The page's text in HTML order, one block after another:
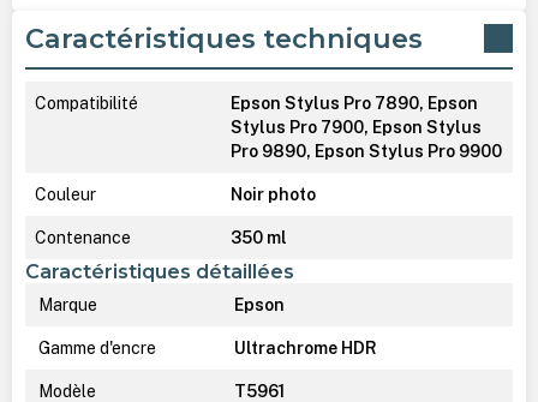
Caractéristiques techniques
Compatibilité
Epson Stylus Pro 7890, Epson
Stylus Pro 7900, Epson Stylus
Pro 9890, Epson Stylus Pro 9900
Couleur Noir photo
Contenance 350 ml
Caractéristiques détaillées
Marque Epson
Gamme d'encre Ultrachrome HDR
Modèle T5961